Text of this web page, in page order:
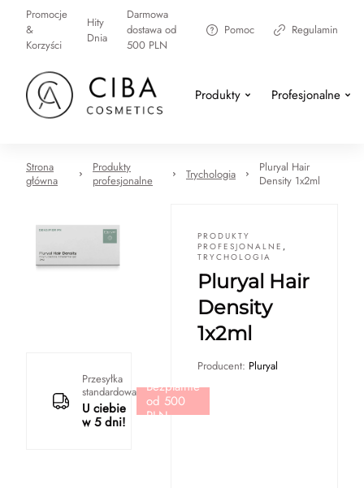
Promocje
&
Korzyści
Hity
Dnia
Darmowa
dostawa od
500 PLN
Pomoc Regulamin
Produkty Profesjonalne
Strona
główna
Produkty
profesjonalne
Trychologia
Pluryal Hair
Density 1x2ml
Przesyłka
standardowa
U ciebie
w 5 dni!
Bezpłatnie
od 500
PLN
PRODUKTY
PROFESJONALNE ,
TRYCHOLOGIA
Pluryal Hair
Density
1x2ml
Producent: Pluryal